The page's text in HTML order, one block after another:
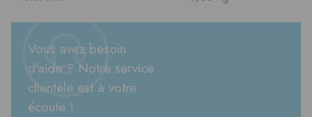
Vous avez besoin
d'aide ? Notre service
clientèle est à votre
écoute !